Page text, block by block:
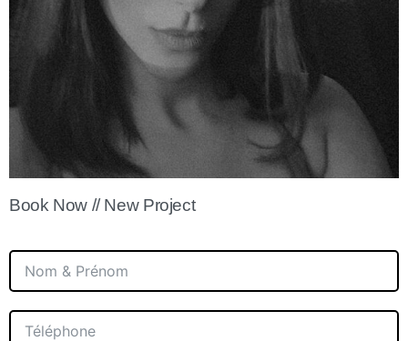
Book Now // New Project